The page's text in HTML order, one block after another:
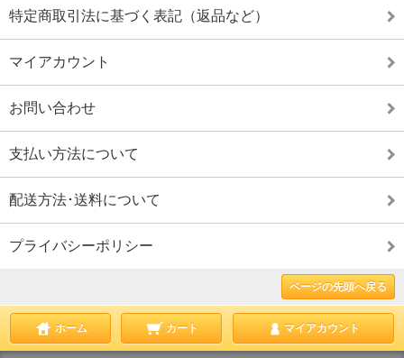
特定商取引法に基づく表記（返品など）
マイアカウント
お問い合わせ
支払い方法について
配送方法･送料について
プライバシーポリシー
ページの先頭へ戻る
ホーム カート マイアカウント